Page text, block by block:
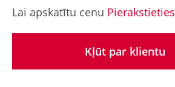
Lai apskatītu cenu Pierakstieties
Kļūt par klientu